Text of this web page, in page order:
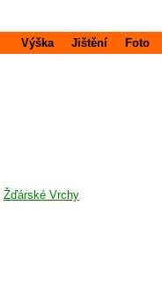
Výška Jištění
Foto
Žďárské Vrchy